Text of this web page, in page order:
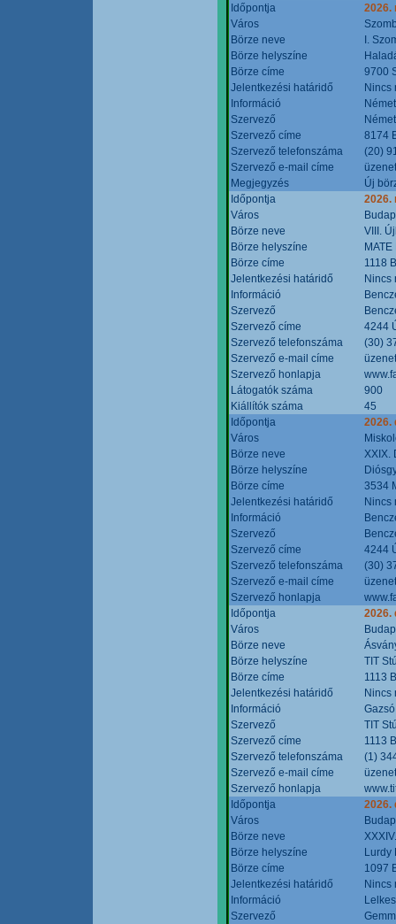
Időpontja
2026.
Város
Börze neve
I.
Börze helyszíne
Börze címe
9700
Jelentkezési határidő
Nincs
Információ
Szervező
Szervező címe
8174
Szervező telefonszáma
(20)
Szervező e-mail címe
Megjegyzés
Új
Időpontja
2026.
Város
Börze neve
VIII.
Börze helyszíne
Börze címe
1118
Jelentkezési határidő
Nincs
Információ
Szervező
Szervező címe
4244
Szervező telefonszáma
(30)
Szervező e-mail címe
Szervező honlapja
Látogatók száma
900
Kiállítók száma
45
Időpontja
2026.
Város
Börze neve
XXIX.
Börze helyszíne
Börze címe
3534
Jelentkezési határidő
Nincs
Információ
Szervező
Szervező címe
4244
Szervező telefonszáma
(30)
Szervező e-mail címe
Szervező honlapja
Időpontja
2026.
Város
Börze neve
Börze helyszíne
TIT
Börze címe
1113
Jelentkezési határidő
Nincs
Információ
Szervező
TIT
Szervező címe
1113
Szervező telefonszáma
(1)
Szervező e-mail címe
Szervező honlapja
Időpontja
2026.
Város
Börze neve
Börze helyszíne
Lurdy
Börze címe
1097
Jelentkezési határidő
Nincs
Információ
Szervező